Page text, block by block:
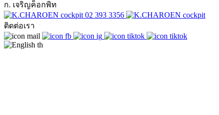
ก. เจริญค็อกพิท
02 393 3356
ติดต่อเรา
th